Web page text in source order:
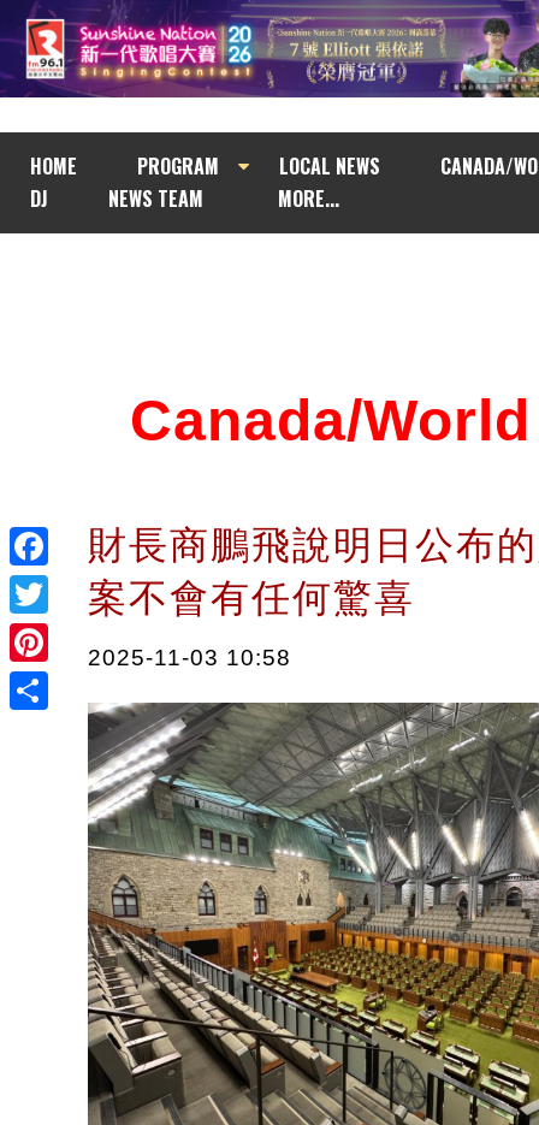
HOME PROGRAM LOCAL NEWS
CANADA/
DJ
NEWS TEAM MORE...
Facebook
Twitter
Pinterest
Canada/
財長商鵬飛說明日公布
案不會有任何驚喜
2025-11-03 10:58